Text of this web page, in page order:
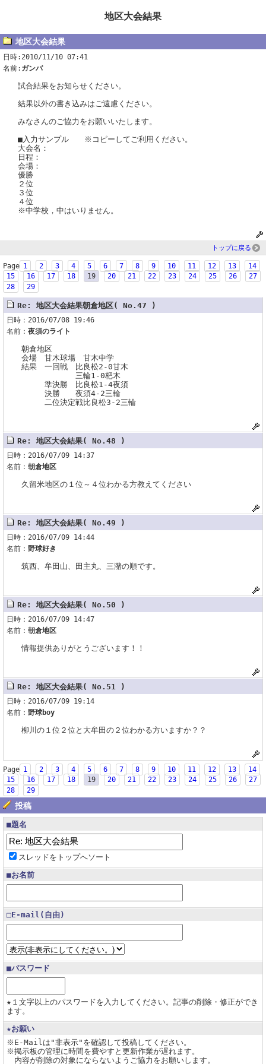
地区大会結果
地区大会結果
日時:2010/11/10 07:41
名前: ガンバ
試合結果をお知らせください。
結果以外の書き込みはご遠慮ください。
みなさんのご協力をお願いいたします。
■入力サンプル ※コピーしてご利用ください。
大会名：
日程：
会場：
優勝
２位
３位
４位
※中学校，中はいりません。
トップに戻る
Page 1 2 3 4 5 6 7 8 9 10 11 12 13
14
15
16 17 18 19 20 21 22 23 24 25 26
27
28
29
Re: 地区大会結果朝倉地区( No.47 )
日時：2016/07/08 19:46
名前： 夜須のライト
朝倉地区
会場 甘木球場 甘木中学
結果 一回戦 比良松2-0甘木
三輪1-0杷木
準決勝 比良松1-4夜須
決勝 夜須4-2三輪
二位決定戦比良松3-2三輪
Re: 地区大会結果( No.48 )
日時：2016/07/09 14:37
名前： 朝倉地区
久留米地区の１位～４位わかる方教えてください
Re: 地区大会結果( No.49 )
日時：2016/07/09 14:44
名前： 野球好き
筑西、牟田山、田主丸、三潴の順です。
Re: 地区大会結果( No.50 )
日時：2016/07/09 14:47
名前： 朝倉地区
情報提供ありがとうございます！！
Re: 地区大会結果( No.51 )
日時：2016/07/09 19:14
名前： 野球boy
柳川の１位２位と大牟田の２位わかる方いますか？？
Page 1 2 3 4 5 6 7 8 9 10 11 12 13
14
15
16 17 18 19 20 21 22 23 24 25 26
27
28
29
投稿
■題名
スレッドをトップへソート
■お名前
□E-mail(自由)
■パスワード
★１文字以上のパスワードを入力してください。記事の削除・修正ができ
ます。
★お願い
※E-Mailは"非表示"を確認して投稿してください。
※掲示板の管理に時間を費やすと更新作業が遅れます。
内容が削除の対象にならないようご協力をお願いします。